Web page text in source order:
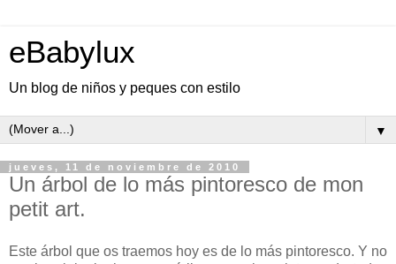
eBabylux
Un blog de niños y peques con estilo
▼
jueves, 11 de noviembre de 2010
Un árbol de lo más pintoresco de mon
petit art.
Este árbol que os traemos hoy es de lo más pintoresco. Y no